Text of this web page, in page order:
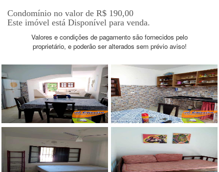
Condomínio no valor de R$ 190,00
Este imóvel está Disponível para venda.
Valores e condições de pagamento são fornecidos pelo
proprietário, e poderão ser alterados sem prévio aviso!